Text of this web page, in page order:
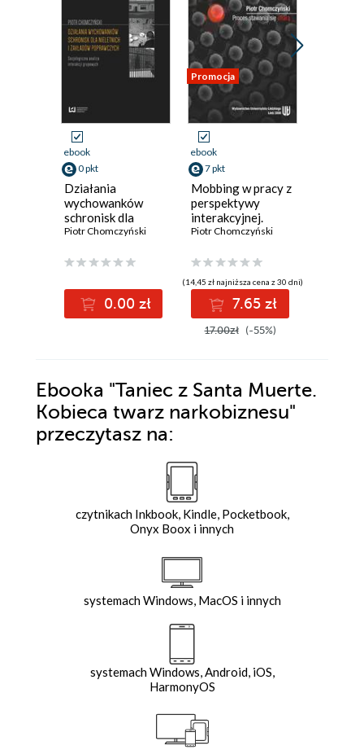
ebook
0 pkt
Działania
wychowanków
schronisk dla
nieletnich i
poprawczych.
analiza interakcji
grupowych
Piotr Chomczyński
0.00 zł
Promocja
ebook
7 pkt
Mobbing w pracy z
perspektywy
interakcyjnej.
Proces stawania
Piotr Chomczyński
(14,45 zł najniższa cena z 30 dni)
7.65 zł
17.00zł (-55%)
Ebooka "Taniec z Santa Muerte.
Kobieca twarz narkobiznesu"
przeczytasz na:
czytnikach Inkbook, Kindle, Pocketbook,
Onyx Boox i innych
systemach Windows, MacOS i innych
systemach Windows, Android, iOS,
HarmonyOS